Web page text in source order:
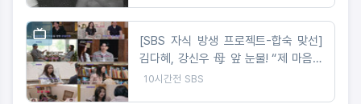
[SBS 자식 방생 프로젝트-합숙 맞선]
김다혜, 강신우 母 앞 눈물! “제 마음은
이미 정리 완료” 최종선택 D-1 러브라
10시간전 SBS